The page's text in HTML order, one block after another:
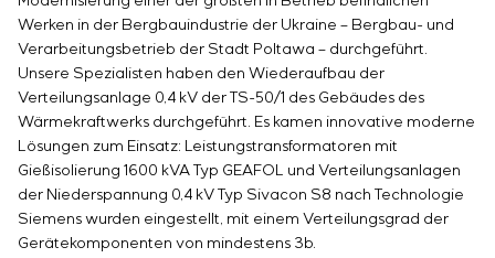
Entwicklung spezieller Algorithmen für optimale
und garantierte Steuerung mit anschließender
Inbetriebnahme vor Ort
Entwicklung von Steuerungssystemen mit nicht
standardmäßiger Kaskaden- und mehrstufiger
Struktur mit statischen und adaptiven
Einstellparametern
Energieaudit
Werken in der Bergbauindustrie der Ukraine – Bergbau- und
Verarbeitungsbetrieb der Stadt Poltawa – durchgeführt.
Unsere Spezialisten haben den Wiederaufbau der
Verteilungsanlage 0,4 kV der TS-50/1 des Gebäudes des
Wärmekraftwerks durchgeführt. Es kamen innovative moderne
Lösungen zum Einsatz: Leistungstransformatoren mit
Gießisolierung 1600 kVA Typ GEAFOL und Verteilungsanlagen
der Niederspannung 0,4 kV Typ Sivacon S8 nach Technologie
Siemens wurden eingestellt, mit einem Verteilungsgrad der
Gerätekomponenten von mindestens 3b.